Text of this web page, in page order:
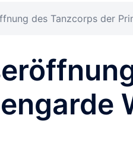
des Tanzcorps der